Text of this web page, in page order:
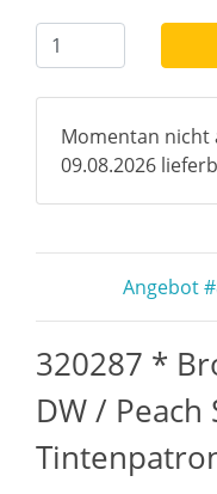
Momentan nicht
09.08.2026
Angebot
320287 *
DW / Peach